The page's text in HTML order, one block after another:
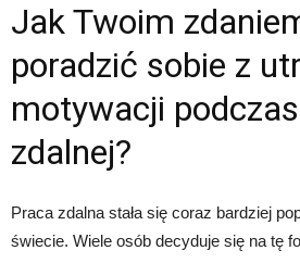
Jak Twoim
poradzić sobie z
motywacji
zdalnej?
Praca zdalna stała się coraz bardziej
świecie. Wiele osób decyduje się na tę